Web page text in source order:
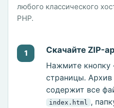
любого классического
PHP.
1
Скачайте ZIP-
Нажмите кнопку
страницы.
содержит все
index.html ,